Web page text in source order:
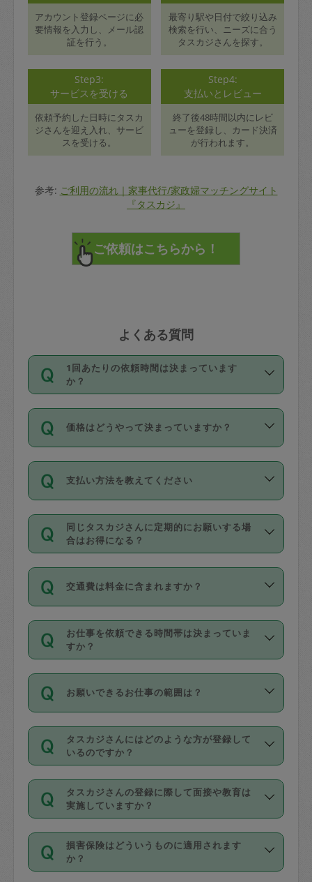
アカウント登録ページに必
要情報を入力し、メール認
証を行う。
最寄り駅や日付で絞り込み
検索を行い、ニーズに合う
タスカジさんを探す。
Step3:
サービスを受ける
依頼予約した日時にタスカ
ジさんを迎え入れ、サービ
スを受ける。
Step4:
支払いとレビュー
終了後48時間以内にレビ
ューを登録し、カード決済
が行われます。
参考: ご利用の流れ｜家事代行/家政婦マッチングサイト
『タスカジ』
よくある質問
1回あたりの依頼時間は決まっています
か？
依頼1回につき3時間固定です。3時間を
超えて依頼したい場合は、延長機能をご
利用ください。機能をご利用いただくに
の上事前申請することが必要です。な
お、3時間を下回っても、値引き等はござ
いません。
価格はどうやって決まっていますか？
11種類の価格帯の中からタスカジさん自
身が価格を選んで設定しています。
タスカジさんの価格設定には最初は制限
があり、レビュー件数、レビューの平均
値、などで除々に設定可能な最高額が上
がっていく仕組みになっています。
支払い方法を教えてください
お支払方法はクレジットカード（Visa／
Master／JCB／AMERICAN EXPRESS／
Diners Club）のみとなります。
を行う際にご入力ください。プロフィー
ル登録時にはご入力いただかなくても大
丈夫です。
デビットカード・プリペイドカード（Vプ
リカ、au WALLETなど）は支払にはご利
銀行振込や現金払いも対応していませ
なお、タスカジさんの交通費も、依頼料
金のご請求と合わせてお支払いとなりま
動計算で表示されます。
同じタスカジさんに定期的にお願いする場
合はお得になる？
依頼には「スポット」と「定期（毎週｜
隔週）」があり、「定期」の依頼は「ス
ポット」よりお得な料金でご利用できま
す。
定期の最低利用回数は設けていない代わ
りに、一定数を超えたキャンセルは有償
（例：毎週定期の場合は３回以上のキャ
ンセルが有償（1200円、隔週定期の場合
は２回以上のキャンセルが有償（1200
交通費は料金に含まれますか？
交通費は依頼料金とは別途発生し、依頼
料金のご請求と合わせてお支払いとなり
ます。交通費の金額は「依頼の詳細」に
お仕事を依頼できる時間帯は決まっていま
すか？
時間帯は3種類あります。いずれも１回あ
たり３時間です。
・ＡＭ ９時～１２時
・ＰＭ １３時～１６時
・夜 １８時～２１時
開始時間を２時間前後変更することが可
能です。依頼送信後、個別にタスカジさ
んにメッセージを送り調整してくださ
い。ただし、２時間を越えての調整はで
お願いできるお仕事の範囲は？
掃除、整理収納、洗濯、買い物、料理、
作り置きです。タスカジさんによってで
きる仕事の範囲が異なりますので、依頼
する前にタスカジさんのプロフィールで
確認してください。
基本的に、高所での作業や危険作業、屋
外での作業は対象外です。
タスカジさんにはどのような方が登録して
いるのですか？
主婦として長年の家事経験をお持ちの
方、栄養士・調理師といった資格者で保
育園や学校の給食やレストランで料理関
係の専門職に従事されていた方、日本で
すでにハウスキーパーや英語の先生とし
てお仕事をしているフィリピン出身の
タスカジさんの登録に際して面接や教育は
実施していますか？
応募の際に、各自事務局との面接と説明
を行っています。その後、身分証明書の
写真提出をしていただいています。外国
損害保険はどういうものに適用されます
か？